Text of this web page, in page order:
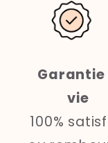
Garantie
vie
100%